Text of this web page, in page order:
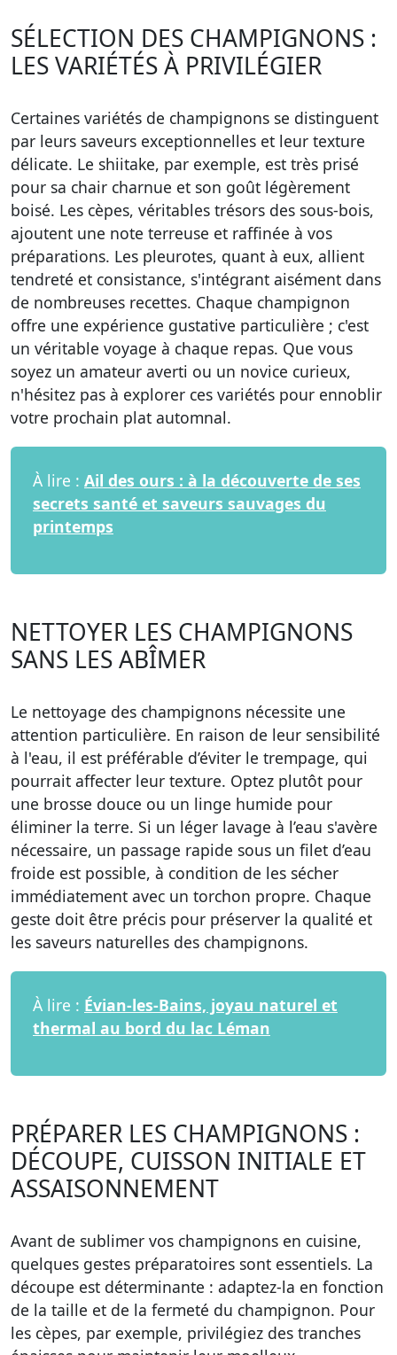
SÉLECTION DES CHAMPIGNONS :
LES VARIÉTÉS À PRIVILÉGIER
Certaines variétés de champignons se distinguent
par leurs saveurs exceptionnelles et leur texture
délicate. Le shiitake, par exemple, est très prisé
pour sa chair charnue et son goût légèrement
boisé. Les cèpes, véritables trésors des sous-bois,
ajoutent une note terreuse et raffinée à vos
préparations. Les pleurotes, quant à eux, allient
tendreté et consistance, s'intégrant aisément dans
de nombreuses recettes. Chaque champignon
offre une expérience gustative particulière ; c'est
un véritable voyage à chaque repas. Que vous
soyez un amateur averti ou un novice curieux,
n'hésitez pas à explorer ces variétés pour ennoblir
votre prochain plat automnal.
À lire : Ail des ours : à la découverte de ses
secrets santé et saveurs sauvages du
printemps
NETTOYER LES CHAMPIGNONS
SANS LES ABÎMER
Le nettoyage des champignons nécessite une
attention particulière. En raison de leur sensibilité
à l'eau, il est préférable d’éviter le trempage, qui
pourrait affecter leur texture. Optez plutôt pour
une brosse douce ou un linge humide pour
éliminer la terre. Si un léger lavage à l’eau s'avère
nécessaire, un passage rapide sous un filet d’eau
froide est possible, à condition de les sécher
immédiatement avec un torchon propre. Chaque
geste doit être précis pour préserver la qualité et
les saveurs naturelles des champignons.
À lire : Évian-les-Bains, joyau naturel et
thermal au bord du lac Léman
PRÉPARER LES CHAMPIGNONS :
DÉCOUPE, CUISSON INITIALE ET
ASSAISONNEMENT
Avant de sublimer vos champignons en cuisine,
quelques gestes préparatoires sont essentiels. La
découpe est déterminante : adaptez-la en fonction
de la taille et de la fermeté du champignon. Pour
les cèpes, par exemple, privilégiez des tranches